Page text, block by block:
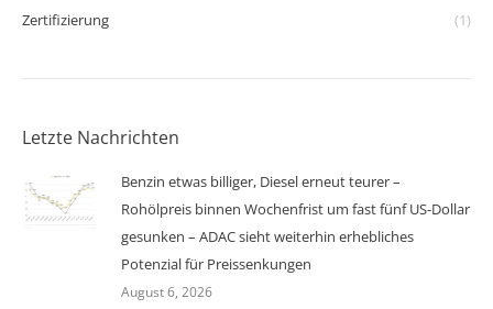
Zertifizierung
(1)
Letzte Nachrichten
Benzin etwas billiger, Diesel erneut teurer –
Rohölpreis binnen Wochenfrist um fast fünf US-Dollar
gesunken – ADAC sieht weiterhin erhebliches
Potenzial für Preissenkungen
August 6, 2026